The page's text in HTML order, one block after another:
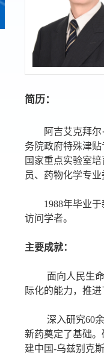
简历：
阿吉艾克拜尔·
务院政府特殊津
国家重点实验室
员、药物化学专
1988年毕业于新
访问学者。
主要成就：
面向人民生
际化的能力，推
深入研究60
新药奠定了基础
建中国-乌兹别克